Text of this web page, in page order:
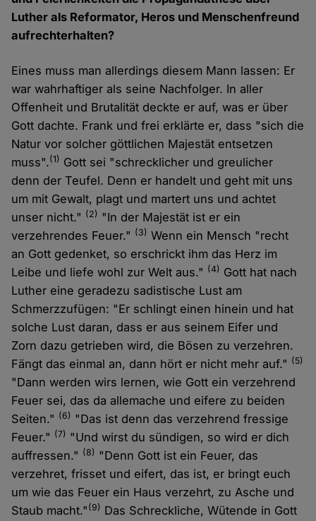
Luther als Reformator, Heros und Menschenfreund
aufrechterhalten?
Eines muss man allerdings diesem Mann lassen: Er
war wahrhaftiger als seine Nachfolger. In aller
Offenheit und Brutalität deckte er auf, was er über
Gott dachte. Frank und frei erklärte er, dass "sich die
Natur vor solcher göttlichen Majestät entsetzen
muss".(1) Gott sei "schrecklicher und greulicher
denn der Teufel. Denn er handelt und geht mit uns
um mit Gewalt, plagt und martert uns und achtet
unser nicht." (2) "In der Majestät ist er ein
verzehrendes Feuer." (3) Wenn ein Mensch "recht
an Gott gedenket, so erschrickt ihm das Herz im
Leibe und liefe wohl zur Welt aus." (4) Gott hat nach
Luther eine geradezu sadistische Lust am
Schmerzzufügen: "Er schlingt einen hinein und hat
solche Lust daran, dass er aus seinem Eifer und
Zorn dazu getrieben wird, die Bösen zu verzehren.
Fängt das einmal an, dann hört er nicht mehr auf." (5)
"Dann werden wirs lernen, wie Gott ein verzehrend
Feuer sei, das da allemache und eifere zu beiden
Seiten." (6) "Das ist denn das verzehrend fressige
Feuer." (7) "Und wirst du sündigen, so wird er dich
auffressen." (8) "Denn Gott ist ein Feuer, das
verzehret, frisset und eifert, das ist, er bringt euch
um wie das Feuer ein Haus verzehrt, zu Asche und
Staub macht." (9) Das Schreckliche, Wütende in Gott